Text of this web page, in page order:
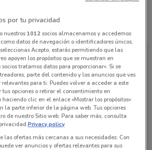
de esta tienda
Inbursa
por tu privacidad
nuestros 1012socios almacenamos y accedemos
datos de navegación o identificadores únicos,
Acepto, estarás permitiendo que las
apoyen los propósitos que se muestran en
socios tratamos datos para proporcionar». Si se
parte del contenido y los anuncios que ves
para ti. Puedes volver a acceder a este
opciones o retirar el consentimiento en
clic en el enlace «Mostrar los propósitos»
la parte inferior de la página web. Tus opciones
de nuestro Sitio web. Para saber más, consulta
Privacy policy
las ofertas más cercanas a sus necesidades: Con
ver anuncios y ofertas relevantes para sus